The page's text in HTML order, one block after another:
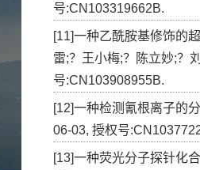
号:CN103319662B.
[11]一种乙酰胺基修饰的
雷;？王小梅;？陈立妙;？
号:CN103908955B.
[12]一种检测氰根离子的
06-03, 授权号
[13]一种荧光分子探针化